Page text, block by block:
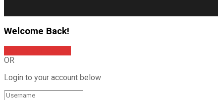
Welcome Back!
OR
Login to your account below